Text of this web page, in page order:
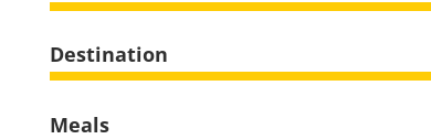
Destination
Meals